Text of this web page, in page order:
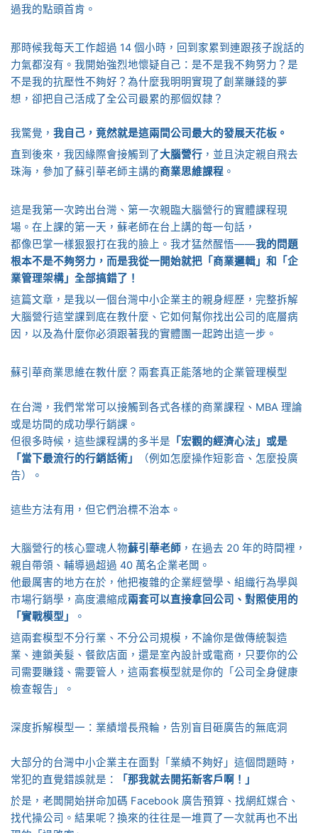
過我的點頭首肯。
那時候我每天工作超過 14 個小時，回到家累到連跟孩子說話的
力氣都沒有。我開始強烈地懷疑自己：是不是我不夠努力？是
不是我的抗壓性不夠好？為什麼我明明實現了創業賺錢的夢
想，卻把自己活成了全公司最累的那個奴隸？
我驚覺， 我自己，竟然就是這兩間公司最大的發展天花板。
直到後來，我因緣際會接觸到了大腦營行 ，並且決定親自飛去
珠海，參加了蘇引華老師主講的商業思維課程 。
這是我第一次跨出台灣、第一次親臨大腦營行的實體課程現
場。在上課的第一天，蘇老師在台上講的每一句話，
都像巴掌一樣狠狠打在我的臉上。我才猛然醒悟——我的問題
根本不是不夠努力，而是我從一開始就把「商業邏輯」和「企
業管理架構」全部搞錯了！
這篇文章，是我以一個台灣中小企業主的親身經歷，完整拆解
大腦營行這堂課到底在教什麼、它如何幫你找出公司的底層病
因，以及為什麼你必須跟著我的實體團一起跨出這一步。
蘇引華商業思維在教什麼？兩套真正能落地的企業管理模型
在台灣，我們常常可以接觸到各式各樣的商業課程、MBA 理論
或是坊間的成功學行銷課。
但很多時候，這些課程講的多半是 「宏觀的經濟心法」或是
「當下最流行的行銷話術」
（例如怎麼操作短影音、怎麼投廣
告）。
這些方法有用，但它們治標不治本。
大腦營行的核心靈魂人物蘇引華老師 ，在過去 20 年的時間裡，
親自帶領、輔導過超過 40 萬名企業老闆。
他最厲害的地方在於，他把複雜的企業經營學、組織行為學與
市場行銷學，高度濃縮成兩套可以直接拿回公司、對照使用的
「實戰模型」
。
這兩套模型不分行業、不分公司規模，不論你是做傳統製造
業、連鎖美髮、餐飲店面，還是室內設計或電商，只要你的公
司需要賺錢、需要管人，這兩套模型就是你的「公司全身健康
檢查報告」。
深度拆解模型一：業績增長飛輪，告別盲目砸廣告的無底洞
大部分的台灣中小企業主在面對「業績不夠好」這個問題時，
常犯的直覺錯誤就是：
「那我就去開拓新客戶啊！」
於是，老闆開始拼命加碼 Facebook 廣告預算、找網紅媒合、
找代操公司。結果呢？換來的往往是一堆買了一次就再也不出